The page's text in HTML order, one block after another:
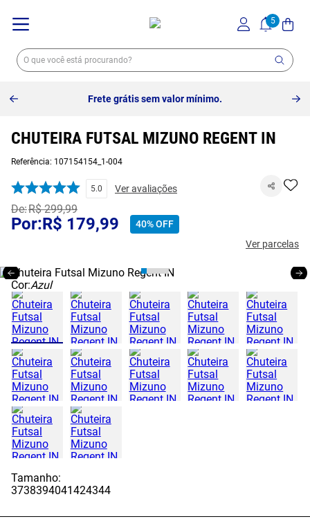
Frete grátis sem valor mínimo.
CHUTEIRA FUTSAL MIZUNO REGENT IN
Referência: 107154154_1-004
5.0 Ver avaliações
R$ 299,99
R$ 179,99 40%OFF
Ver parcelas
Cor:Azul
Tamanho:
3738394041424344